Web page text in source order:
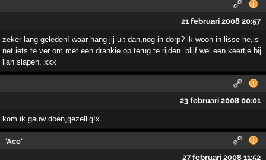
21 februari 2008 20:57
zeker lang geleden! waar hang jij uit dan,nog in dorp? ik woon in lisse he,is
net iets te ver om met een drankie op terug te rijden. blijf wel een keertje bij
lian slapen. xxx
23 februari 2008 00:01
kom ik gauw doen,gezellig!x
'Ace'
27 februari 2008 11:52